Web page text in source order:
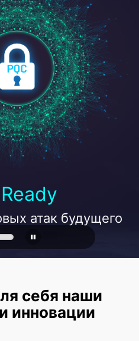
атак будущего
себя наши
инновации